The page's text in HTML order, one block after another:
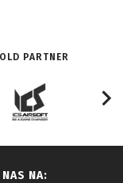
PARTNER
NA: